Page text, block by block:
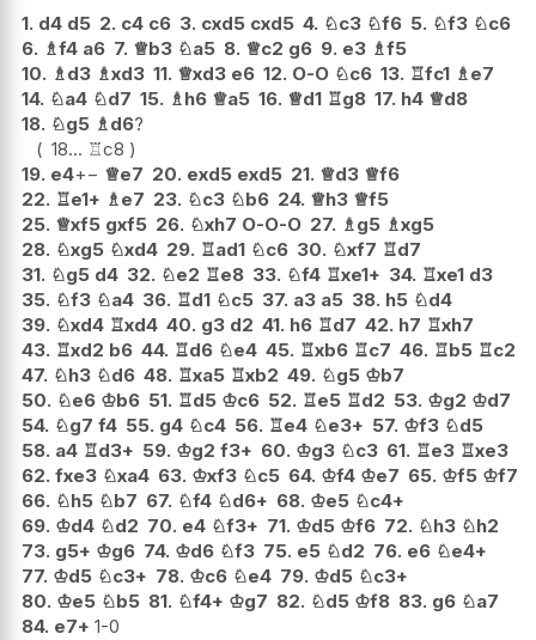
1. d4 d5 2. c4 c6 3. cxd5 cxd5 4. ♘c3 ♘f6 5. ♘f3 ♘c6
6. ♗f4 a6 7. ♕b3 ♘a5 8. ♕c2 g6 9. e3 ♗f5
10. ♗d3 ♗xd3 11. ♕xd3 e6 12. O-O ♘c6 13. ♖fc1 ♗e7
14. ♘a4 ♘d7 15. ♗h6 ♕a5 16. ♕d1 ♖g8 17. h4 ♕d8
18. ♘g5 ♗d6?
18... ♖c8
19. e4+− ♕e7 20. exd5 exd5 21. ♕d3 ♕f6
22. ♖e1+ ♗e7 23. ♘c3 ♘b6 24. ♕h3 ♕f5
25. ♕xf5 gxf5 26. ♘xh7 O-O-O 27. ♗g5 ♗xg5
28. ♘xg5 ♘xd4 29. ♖ad1 ♘c6 30. ♘xf7 ♖d7
31. ♘g5 d4 32. ♘e2 ♖e8 33. ♘f4 ♖xe1+ 34. ♖xe1 d3
35. ♘f3 ♘a4 36. ♖d1 ♘c5 37. a3 a5 38. h5 ♘d4
39. ♘xd4 ♖xd4 40. g3 d2 41. h6 ♖d7 42. h7 ♖xh7
43. ♖xd2 b6 44. ♖d6 ♘e4 45. ♖xb6 ♖c7 46. ♖b5 ♖c2
47. ♘h3 ♘d6 48. ♖xa5 ♖xb2 49. ♘g5 ♔b7
50. ♘e6 ♔b6 51. ♖d5 ♔c6 52. ♖e5 ♖d2 53. ♔g2 ♔d7
54. ♘g7 f4 55. g4 ♘c4 56. ♖e4 ♘e3+ 57. ♔f3 ♘d5
58. a4 ♖d3+ 59. ♔g2 f3+ 60. ♔g3 ♘c3 61. ♖e3 ♖xe3
62. fxe3 ♘xa4 63. ♔xf3 ♘c5 64. ♔f4 ♔e7 65. ♔f5 ♔f7
66. ♘h5 ♘b7 67. ♘f4 ♘d6+ 68. ♔e5 ♘c4+
69. ♔d4 ♘d2 70. e4 ♘f3+ 71. ♔d5 ♔f6 72. ♘h3 ♘h2
73. g5+ ♔g6 74. ♔d6 ♘f3 75. e5 ♘d2 76. e6 ♘e4+
77. ♔d5 ♘c3+ 78. ♔c6 ♘e4 79. ♔d5 ♘c3+
80. ♔e5 ♘b5 81. ♘f4+ ♔g7 82. ♘d5 ♔f8 83. g6 ♘a7
84. e7+ 1-0